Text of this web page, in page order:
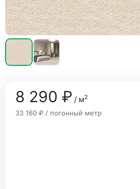
8 290 ₽/ м2
33 160 ₽ / погонный метр